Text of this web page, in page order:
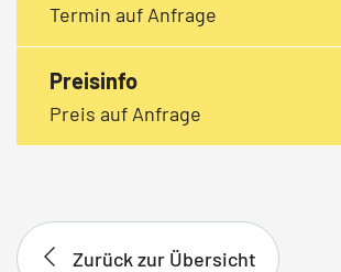
Termin auf Anfrage
Preisinfo
Preis auf Anfrage
Zurück zur Übersicht